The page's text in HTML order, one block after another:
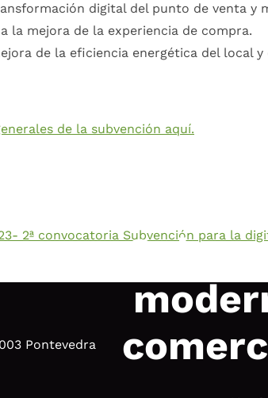
digital del punto de venta y
la mejora de la experiencia de compra.
de la eficiencia energética del local y
de la subvención aquí.
2ª convocatoria Subvención para la
Pontevedra